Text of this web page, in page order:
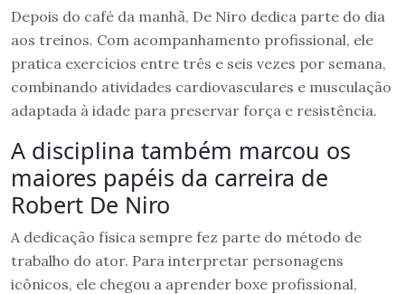
Depois do café da manhã, De Niro dedica parte do dia
aos treinos. Com acompanhamento profissional, ele
pratica exercícios entre três e seis vezes por semana,
combinando atividades cardiovasculares e musculação
adaptada à idade para preservar força e resistência.
A disciplina também marcou os
maiores papéis da carreira de
Robert De Niro
A dedicação física sempre fez parte do método de
trabalho do ator. Para interpretar personagens
icônicos, ele chegou a aprender boxe profissional,